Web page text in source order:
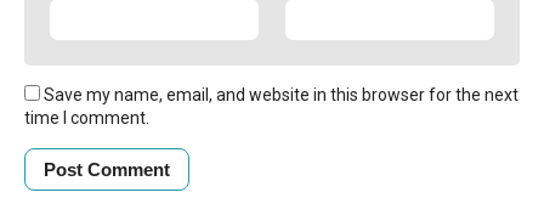
Save my name, email, and website in this browser for the next
time I comment.